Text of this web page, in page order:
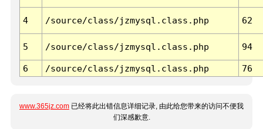
4 /source/class/jzmysql.class.php 62
5 /source/class/jzmysql.class.php 94
6 /source/class/jzmysql.class.php 76
www.365jz.com 已经将此出错信息详细记录, 由此给您带来的访问不便我
们深感歉意.